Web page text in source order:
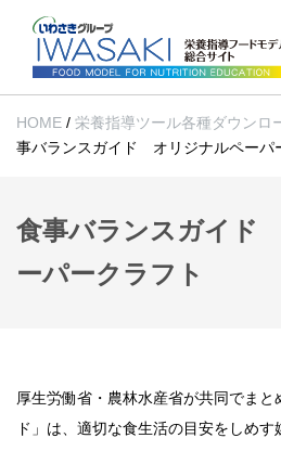
HOME / 栄養指導ツール各種ダウンロ
事バランスガイド オリジナルペーパ
食事バランスガイド
ーパークラフト
厚生労働省・農林水産省が共同でまと
ド」は、適切な食生活の目安をしめ